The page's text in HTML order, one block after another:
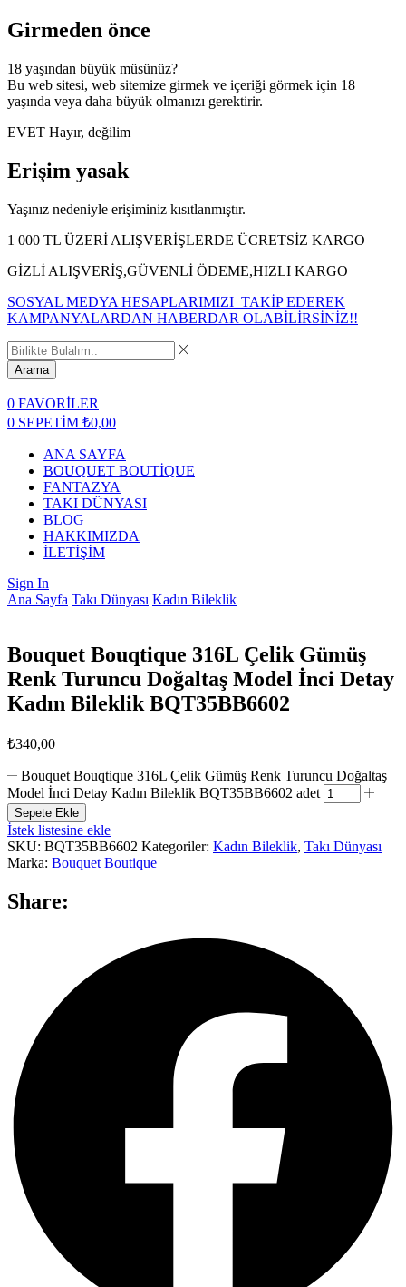
Girmeden önce
18 yaşından büyük müsünüz?
Bu web sitesi, web sitemize girmek ve içeriği görmek için 18
yaşında veya daha büyük olmanızı gerektirir.
EVET Hayır, değilim
Erişim yasak
Yaşınız nedeniyle erişiminiz kısıtlanmıştır.
1 000 TL ÜZERİ ALIŞVERİŞLERDE ÜCRETSİZ KARGO
GİZLİ ALIŞVERİŞ,GÜVENLİ ÖDEME,HIZLI KARGO
SOSYAL MEDYA HESAPLARIMIZI TAKİP EDEREK
KAMPANYALARDAN HABERDAR OLABİLİRSİNİZ!!
Arama
0 FAVORİLER
0 SEPETİM ₺0,00
ANA SAYFA
BOUQUET BOUTİQUE
FANTAZYA
TAKI DÜNYASI
BLOG
HAKKIMIZDA
İLETİŞİM
Sign In
Ana Sayfa Takı Dünyası Kadın Bileklik
Bouquet Bouqtique 316L Çelik Gümüş
Renk Turuncu Doğaltaş Model İnci Detay
Kadın Bileklik BQT35BB6602
₺340,00
Bouquet Bouqtique 316L Çelik Gümüş Renk Turuncu Doğaltaş
Model İnci Detay Kadın Bileklik BQT35BB6602 adet
Sepete Ekle
İstek listesine ekle
SKU: BQT35BB6602 Kategoriler: Kadın Bileklik, Takı Dünyası
Marka: Bouquet Boutique
Share: